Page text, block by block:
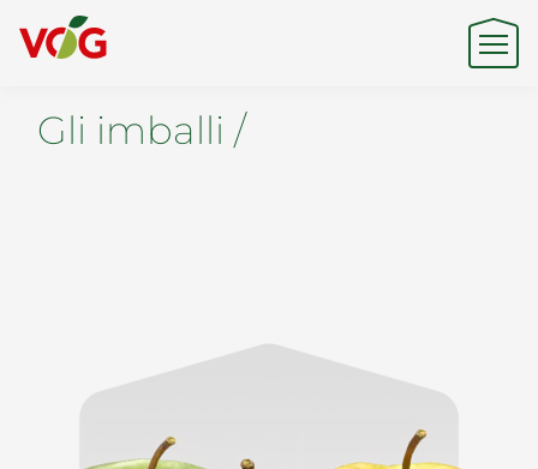
Origine
Prodotti e Marchi
Gli imballi /